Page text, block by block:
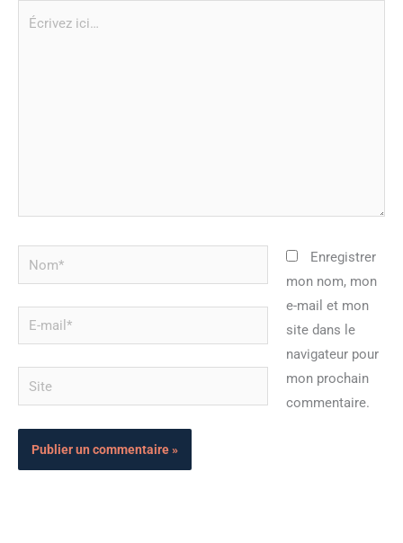
Nom*
mail*
Site
Enregistrer
mon nom, mon
e-mail et mon
site dans le
navigateur pour
mon prochain
commentaire.